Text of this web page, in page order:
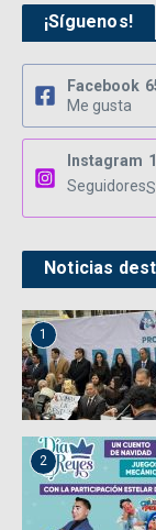
¡Síguenos!
Facebook
Me gusta
Instagram
Seguidores
Noticias
1
2